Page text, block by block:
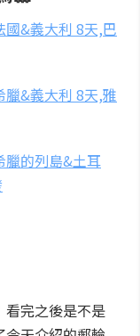
國&義大利 8天,巴
臘&義大利 8天,雅
臘的列島&土耳
看完之後是不是